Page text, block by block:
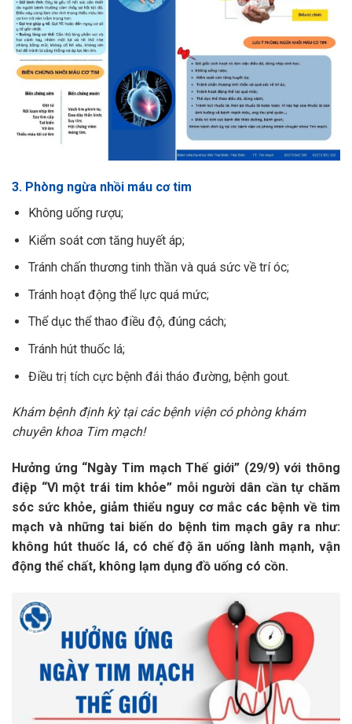
3. Phòng ngừa nhồi máu cơ tim
Không uống rượu;
Kiểm soát cơn tăng huyết áp;
Tránh chấn thương tinh thần và quá sức về trí óc;
Tránh hoạt động thể lực quá mức;
Thể dục thể thao điều độ, đúng cách;
Tránh hút thuốc lá;
Điều trị tích cực bệnh đái tháo đường, bệnh gout.
Khám bệnh định kỳ tại các bệnh viện có phòng khám
chuyên khoa Tim mạch!
Hưởng ứng “Ngày Tim mạch Thế giới” (29/9) với thông
điệp “Vì một trái tim khỏe” mỗi người dân cần tự chăm
sóc sức khỏe, giảm thiểu nguy cơ mắc các bệnh về tim
mạch và những tai biến do bệnh tim mạch gây ra như:
không hút thuốc lá, có chế độ ăn uống lành mạnh, vận
động thể chất, không lạm dụng đồ uống có cồn.